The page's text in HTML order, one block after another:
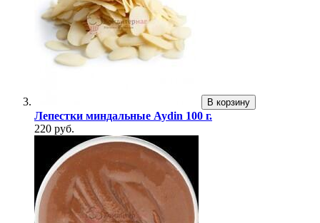
В корзину
Лепестки миндальные Aydin 100 г.
220 руб.